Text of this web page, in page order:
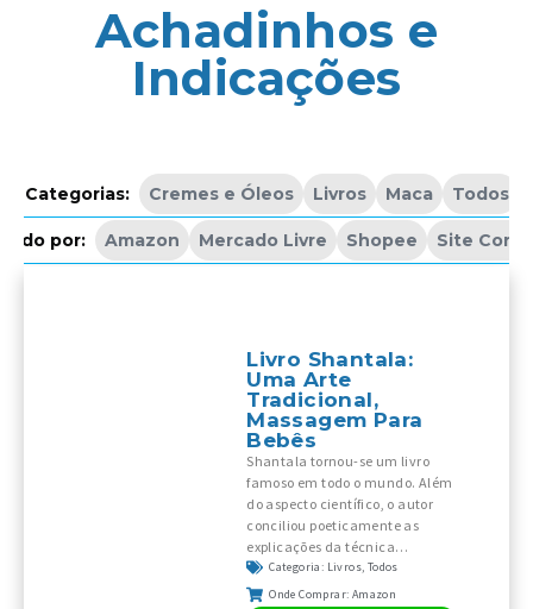
Achadinhos e
Indicações
Cremes e Óleos Livros Maca Todos
Categorias:
Amazon Mercado Livre Shopee Site
por:
Livro Shantala:
Uma Arte
Tradicional,
Massagem Para
Bebês
Shantala tornou-se um livro
famoso em todo o mundo. Além
do aspecto científico, o autor
conciliou poeticamente as
explicações da técnica…
Categoria: Livros, Todos
Onde Comprar: Amazon